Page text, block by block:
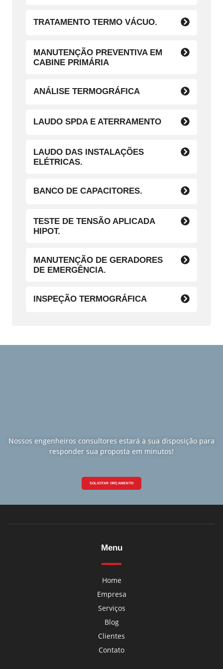
TRATAMENTO TERMO VÁCUO.
MANUTENÇÃO PREVENTIVA EM
CABINE PRIMÁRIA
ANÁLISE TERMOGRÁFICA
LAUDO SPDA E ATERRAMENTO
LAUDO DAS INSTALAÇÕES
ELÉTRICAS.
BANCO DE CAPACITORES.
TESTE DE TENSÃO APLICADA
HIPOT.
MANUTENÇÃO DE GERADORES
DE EMERGÊNCIA.
INSPEÇÃO TERMOGRÁFICA
Nossos engenheiros consultores estará a sua disposição para
responder sua proposta em minutos!
SOLICITAR ORÇAMENTO
Menu
Home
Empresa
Serviços
Blog
Clientes
Contato